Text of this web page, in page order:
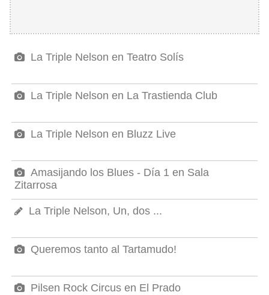
La Triple Nelson en Teatro Solís
La Triple Nelson en La Trastienda Club
La Triple Nelson en Bluzz Live
Amasijando los Blues - Día 1 en Sala
Zitarrosa
La Triple Nelson, Un, dos ...
Queremos tanto al Tartamudo!
Pilsen Rock Circus en El Prado